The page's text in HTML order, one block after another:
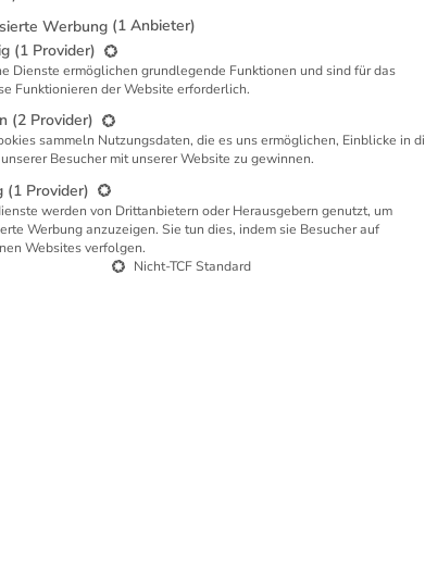
nutzt, gibt es vielleicht Beiträge, über deren
Dieses Plugin ergänzt die Möglichkeit,
Werbung (1 Anbieter)
Liste der Dienstgruppen, für die eine Zustimmung
(1 Provider)
Dienste ermöglichen grundlegende Funktionen und sind für das
Funktionieren der Website erforderlich.
(2 Provider)
sammeln Nutzungsdaten, die es uns ermöglichen, Einblicke in
Besucher mit unserer Website zu gewinnen.
(1 Provider)
werden von Drittanbietern oder Herausgebern genutzt, um
Werbung anzuzeigen. Sie tun dies, indem sie Besucher auf
Websites verfolgen.
Nicht-TCF Standard